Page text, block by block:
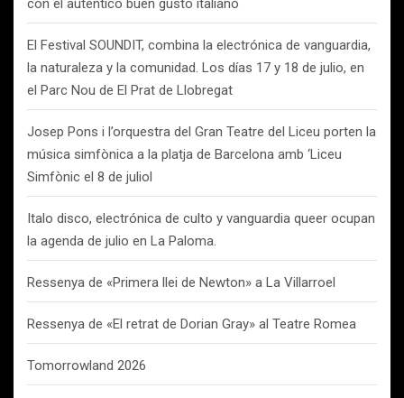
con el auténtico buen gusto italiano
El Festival SOUNDIT, combina la electrónica de vanguardia,
la naturaleza y la comunidad. Los días 17 y 18 de julio, en
el Parc Nou de El Prat de Llobregat
Josep Pons i l’orquestra del Gran Teatre del Liceu porten la
música simfònica a la platja de Barcelona amb ‘Liceu
Simfònic el 8 de juliol
Italo disco, electrónica de culto y vanguardia queer ocupan
la agenda de julio en La Paloma.
Ressenya de «Primera llei de Newton» a La Villarroel
Ressenya de «El retrat de Dorian Gray» al Teatre Romea
Tomorrowland 2026